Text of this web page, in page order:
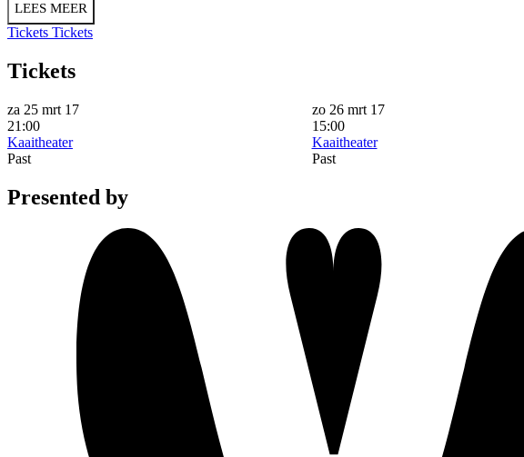
LEES MEER
Tickets Tickets
Tickets
za 25 mrt 17
21:00
Kaaitheater
Past
zo 26 mrt 17
15:00
Kaaitheater
Past
Presented by